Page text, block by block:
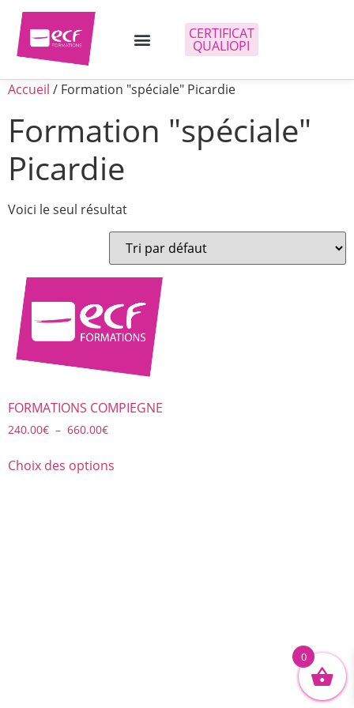
CERTIFICAT
QUALIOPI
Accueil / Formation "spéciale" Picardie
Formation "spéciale"
Picardie
Voici le seul résultat
FORMATIONS COMPIEGNE
240.00€ – 660.00€
Choix des options
0